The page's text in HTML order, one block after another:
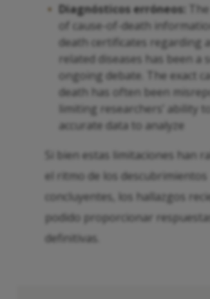
Diagnósticos erróneos:
of cause-of-death
death certificates regarding
related diseases has been a
ongoing debate. The exact
death has often been
limiting researchers’ ability
accurate data to analyze
Si bien estas limitaciones han
el ritmo de los descubrimientos
concluyentes, los hallazgos
podido proporcionar
definitivas.